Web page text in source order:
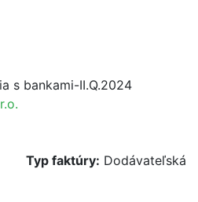
s bankami-II.Q.2024
Typ faktúry: Dodávateľská